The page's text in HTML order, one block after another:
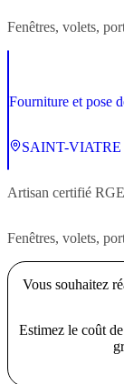
Fenêtres, volets,
Fourniture et pose
SAINT-VIATRE
Artisan certifié RGE
Fenêtres, volets,
Vous souhaitez
Estimez le coût